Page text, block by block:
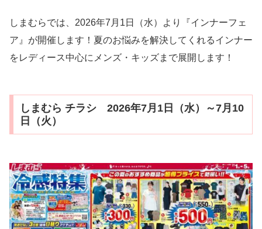
しまむらでは、2026年7月1日（水）より『インナーフェ
ア』が開催します！夏のお悩みを解決してくれるインナー
をレディース中心にメンズ・キッズまで展開します！
しまむら チラシ 2026年7月1日（水）～7月10
日（火）